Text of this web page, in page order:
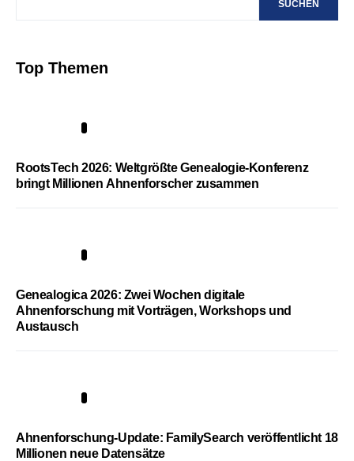
SUCHEN
Top Themen
RootsTech 2026: Weltgrößte Genealogie-Konferenz
bringt Millionen Ahnenforscher zusammen
Genealogica 2026: Zwei Wochen digitale
Ahnenforschung mit Vorträgen, Workshops und
Austausch
Ahnenforschung-Update: FamilySearch veröffentlicht 18
Millionen neue Datensätze